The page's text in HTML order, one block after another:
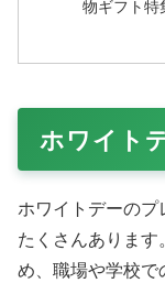
物ギフト特
ホワイト
ホワイトデーのプ
たくさんありま
め、職場や学校